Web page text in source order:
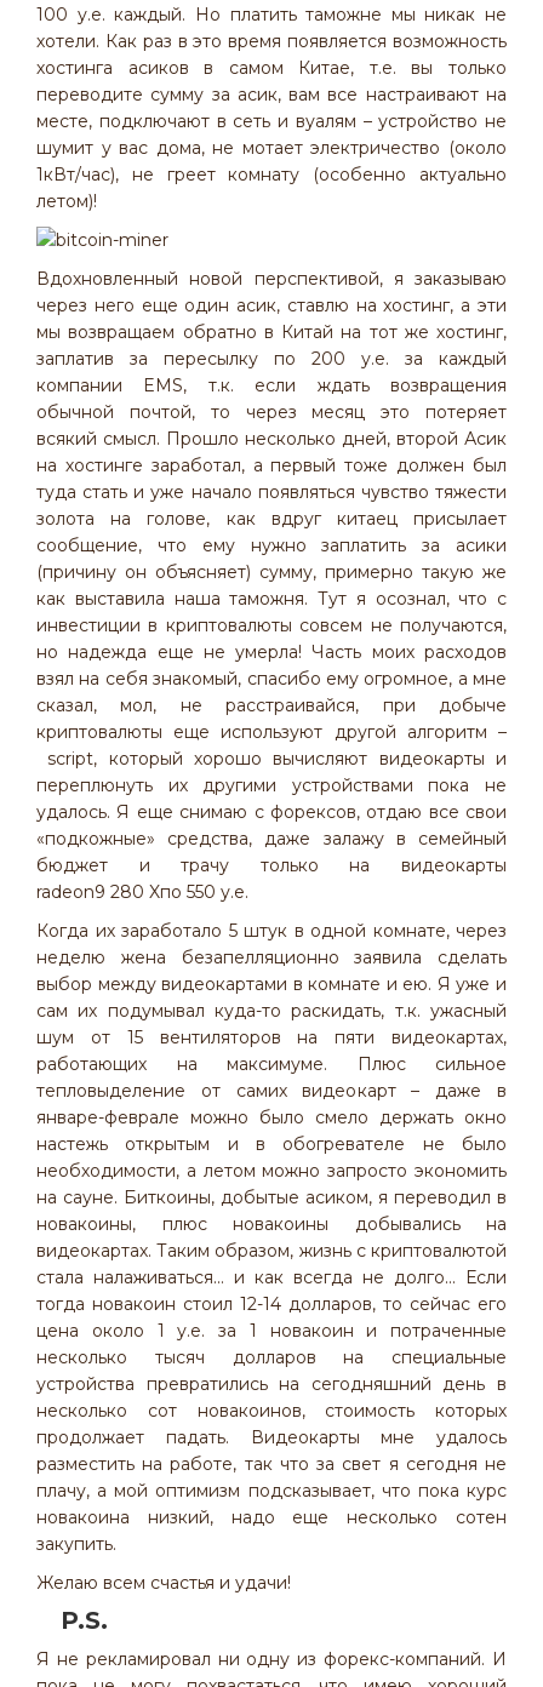
100 у.е. каждый. Но платить таможне мы никак не
хотели. Как раз в это время появляется возможность
хостинга асиков в самом Китае, т.е. вы только
переводите сумму за асик, вам все настраивают на
месте, подключают в сеть и вуалям – устройство не
шумит у вас дома, не мотает электричество (около
1кВт/час), не греет комнату (особенно актуально
летом)!
Вдохновленный новой перспективой, я заказываю
через него еще один асик, ставлю на хостинг, а эти
мы возвращаем обратно в Китай на тот же хостинг,
заплатив за пересылку по 200 у.е. за каждый
компании EMS, т.к. если ждать возвращения
обычной почтой, то через месяц это потеряет
всякий смысл. Прошло несколько дней, второй Асик
на хостинге заработал, а первый тоже должен был
туда стать и уже начало появляться чувство тяжести
золота на голове, как вдруг китаец присылает
сообщение, что ему нужно заплатить за асики
(причину он объясняет) сумму, примерно такую же
как выставила наша таможня. Тут я осознал, что с
инвестиции в криптовалюты совсем не получаются,
но надежда еще не умерла! Часть моих расходов
взял на себя знакомый, спасибо ему огромное, а мне
сказал, мол, не расстраивайся, при добыче
криптовалюты еще используют другой алгоритм –
script, который хорошо вычисляют видеокарты и
переплюнуть их другими устройствами пока не
удалось. Я еще снимаю с форексов, отдаю все свои
«подкожные» средства, даже залажу в семейный
бюджет и трачу только на видеокарты
radeon9 280 Xпо 550 у.е.
Когда их заработало 5 штук в одной комнате, через
неделю жена безапелляционно заявила сделать
выбор между видеокартами в комнате и ею. Я уже и
сам их подумывал куда-то раскидать, т.к. ужасный
шум от 15 вентиляторов на пяти видеокартах,
работающих на максимуме. Плюс сильное
тепловыделение от самих видеокарт – даже в
январе-феврале можно было смело держать окно
настежь открытым и в обогревателе не было
необходимости, а летом можно запросто экономить
на сауне. Биткоины, добытые асиком, я переводил в
новакоины, плюс новакоины добывались на
видеокартах. Таким образом, жизнь с криптовалютой
стала налаживаться... и как всегда не долго... Если
тогда новакоин стоил 12-14 долларов, то сейчас его
цена около 1 у.е. за 1 новакоин и потраченные
несколько тысяч долларов на специальные
устройства превратились на сегодняшний день в
несколько сот новакоинов, стоимость которых
продолжает падать. Видеокарты мне удалось
разместить на работе, так что за свет я сегодня не
плачу, а мой оптимизм подсказывает, что пока курс
новакоина низкий, надо еще несколько сотен
закупить.
Желаю всем счастья и удачи!
P.S.
Я не рекламировал ни одну из форекс-компаний. И